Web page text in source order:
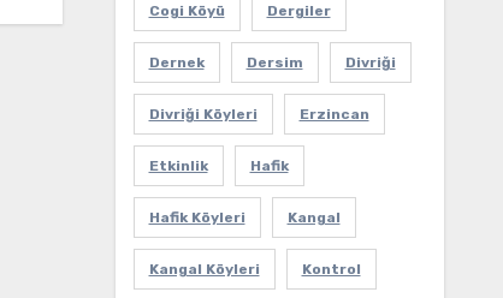
Cogi Köyü Dergiler
Dernek Dersim Divriği
Divriği Köyleri Erzincan
Etkinlik Hafik
Hafik Köyleri Kangal
Kangal Köyleri Kontrol